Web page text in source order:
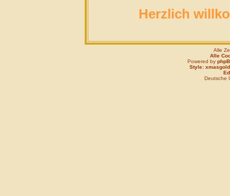
Herzlich
Alle
Alle
Powered by
Style: xmasgold
Deutsche